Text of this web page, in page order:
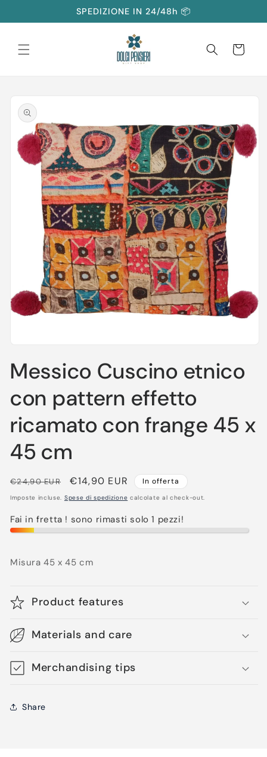
ai contenuti
SPEDIZIONE IN 24/48h 📦
Carrello
informazioni
sul prodotto
multimediali
finestra
modale
Messico Cuscino etnico
con pattern effetto
ricamato con frange 45 x
45 cm
Prezzo
di
€24,90 EUR
Prezzo
scontato
€14,90 EUR In offerta
Imposte incluse. Spese di spedizione calcolate al check-out.
Fai in fretta ! sono rimasti solo 1 pezzi!
Misura 45 x 45 cm
Product features
Materials and care
Merchandising tips
Share